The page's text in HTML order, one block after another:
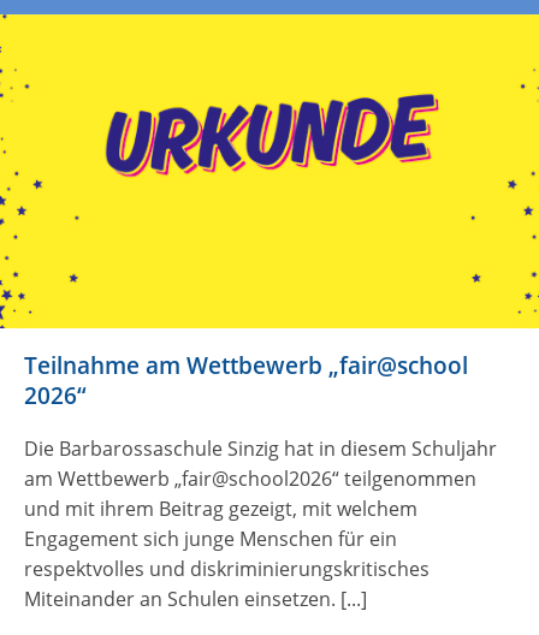
Teilnahme am Wettbewerb „fair@school
2026“
Die Barbarossaschule Sinzig hat in diesem Schuljahr
am Wettbewerb „fair@school2026“ teilgenommen
und mit ihrem Beitrag gezeigt, mit welchem
Engagement sich junge Menschen für ein
respektvolles und diskriminierungskritisches
Miteinander an Schulen einsetzen. [...]